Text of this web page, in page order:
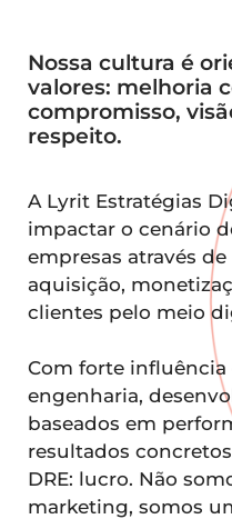
Nossa cultura é
valores: melhoria
compromisso,
respeito.
A Lyrit Estratégias
impactar o cenário
empresas através
aquisição,
clientes pelo meio
Com forte influência
engenharia,
baseados em
resultados
DRE: lucro. Não
marketing, somos